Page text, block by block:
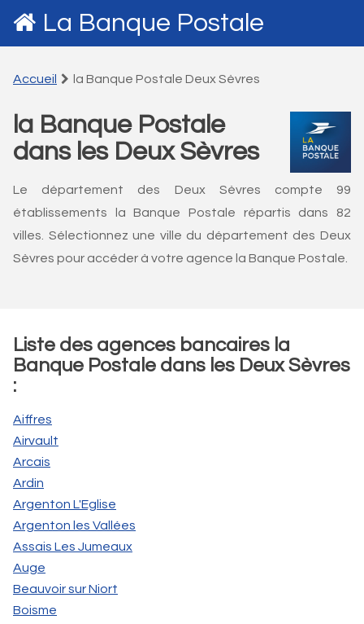
La Banque Postale
Accueil la Banque Postale Deux Sèvres
la Banque Postale
dans les Deux Sèvres
Le département des Deux Sèvres compte 99
établissements la Banque Postale répartis dans 82
villes. Sélectionnez une ville du département des Deux
Sèvres pour accéder à votre agence la Banque Postale.
Liste des agences bancaires la
Banque Postale dans les Deux Sèvres
:
Aiffres
Airvault
Arcais
Ardin
Argenton L'Eglise
Argenton les Vallées
Assais Les Jumeaux
Auge
Beauvoir sur Niort
Boisme